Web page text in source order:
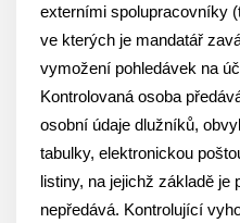
externími spolupracovníky
ve kterých je mandatář
vymožení pohledávek na
Kontrolovaná osoba
osobní údaje dlužníků,
tabulky, elektronickou
listiny, na jejichž základě je
nepředává. Kontrolující